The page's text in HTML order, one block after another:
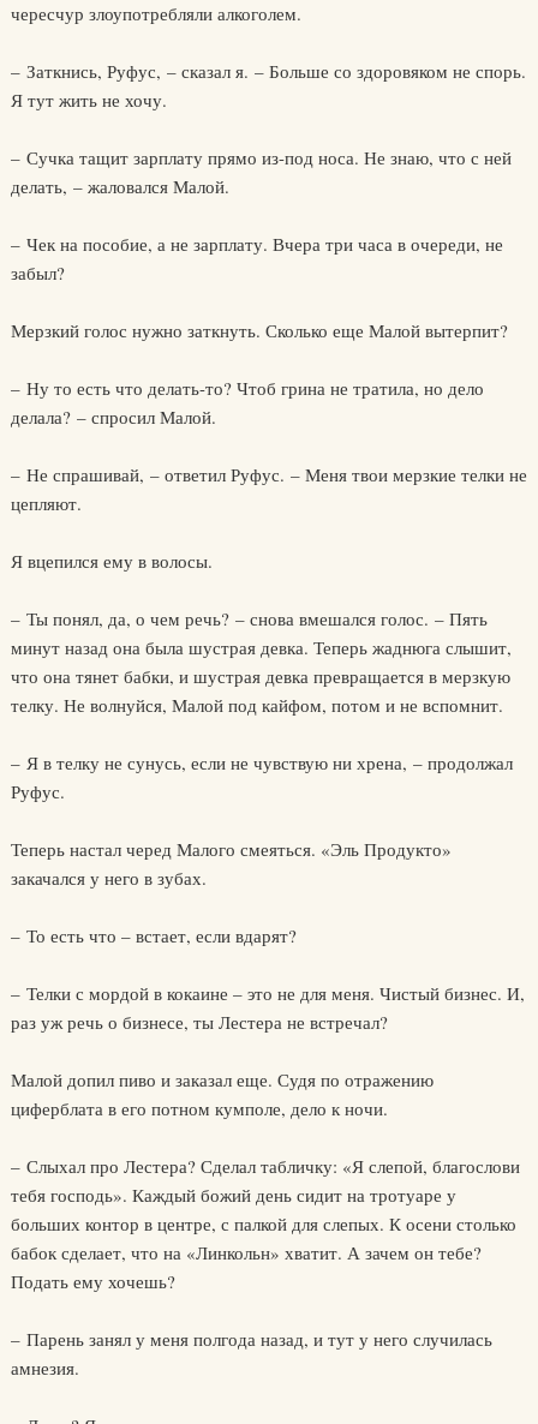
чересчур злоупотребляли алкоголем.
– Заткнись, Руфус, – сказал я. – Больше со здоровяком не спорь.
Я тут жить не хочу.
– Сучка тащит зарплату прямо из-под носа. Не знаю, что с ней
делать, – жаловался Малой.
– Чек на пособие, а не зарплату. Вчера три часа в очереди, не
забыл?
Мерзкий голос нужно заткнуть. Сколько еще Малой вытерпит?
– Ну то есть что делать-то? Чтоб грина не тратила, но дело
делала? – спросил Малой.
– Не спрашивай, – ответил Руфус. – Меня твои мерзкие телки не
цепляют.
Я вцепился ему в волосы.
– Ты понял, да, о чем речь? – снова вмешался голос. – Пять
минут назад она была шустрая девка. Теперь жаднюга слышит,
что она тянет бабки, и шустрая девка превращается в мерзкую
телку. Не волнуйся, Малой под кайфом, потом и не вспомнит.
– Я в телку не сунусь, если не чувствую ни хрена, – продолжал
Руфус.
Теперь настал черед Малого смеяться. «Эль Продукто»
закачался у него в зубах.
– То есть что – встает, если вдарят?
– Телки с мордой в кокаине – это не для меня. Чистый бизнес. И,
раз уж речь о бизнесе, ты Лестера не встречал?
Малой допил пиво и заказал еще. Судя по отражению
циферблата в его потном кумполе, дело к ночи.
– Слыхал про Лестера? Сделал табличку: «Я слепой, благослови
тебя господь». Каждый божий день сидит на тротуаре у
больших контор в центре, с палкой для слепых. К осени столько
бабок сделает, что на «Линкольн» хватит. А зачем он тебе?
Подать ему хочешь?
– Парень занял у меня полгода назад, и тут у него случилась
амнезия.